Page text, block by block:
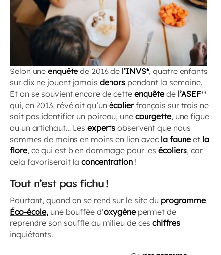
Selon une enquêtede 2016 de l’INVS*, quatre enfants
sur dix ne jouent jamais dehors pendant la semaine.
Et on se souvient encore de cette enquêtede l’ASEF**
qui, en 2013, révélait qu’un écolierfrançais sur trois ne
sait pas identifier un poireau, une courgette, une figue
ou un artichaut… Les experts observent que nous
sommes de moins en moins en lien avec la fauneet la
flore, ce qui est bien dommage pour les écoliers, car
cela favoriserait la concentration !
Tout n’est pas fichu !
Pourtant, quand on se rend sur le site du programme
Éco-école, une bouffée d’oxygènepermet de
reprendre son souffle au milieu de ces chiffres
inquiétants.